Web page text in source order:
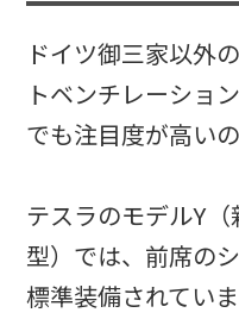
ドイツ御三家以外
トベンチレーショ
でも注目度が高い
テスラのモデルY
型）では、前席の
標準装備されてい